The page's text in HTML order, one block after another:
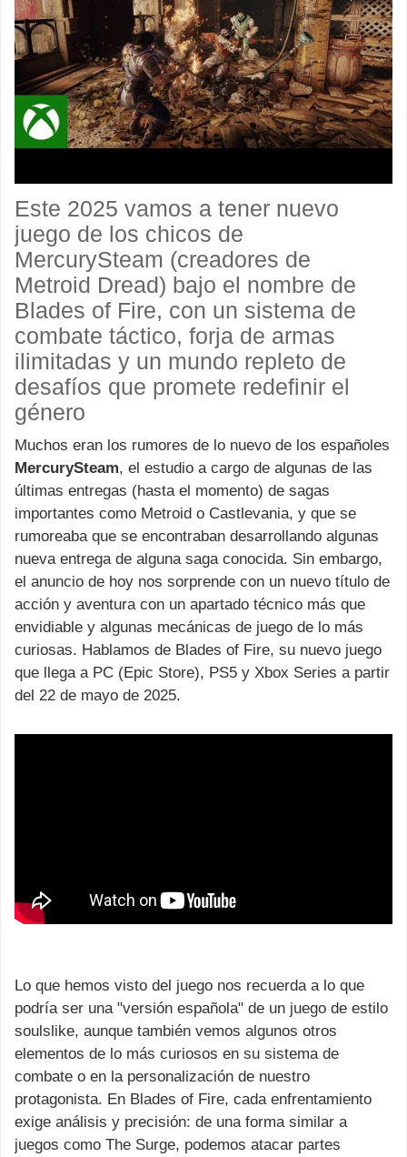
Este 2025 vamos a tener nuevo
juego de los chicos de
MercurySteam (creadores de
Metroid Dread) bajo el nombre de
Blades of Fire, con un sistema de
combate táctico, forja de armas
ilimitadas y un mundo repleto de
desafíos que promete redefinir el
género
Muchos eran los rumores de lo nuevo de los españoles
MercurySteam, el estudio a cargo de algunas de las
últimas entregas (hasta el momento) de sagas
importantes como Metroid o Castlevania, y que se
rumoreaba que se encontraban desarrollando algunas
nueva entrega de alguna saga conocida. Sin embargo,
el anuncio de hoy nos sorprende con un nuevo título de
acción y aventura con un apartado técnico más que
envidiable y algunas mecánicas de juego de lo más
curiosas. Hablamos de Blades of Fire, su nuevo juego
que llega a PC (Epic Store), PS5 y Xbox Series a partir
del 22 de mayo de 2025.
Lo que hemos visto del juego nos recuerda a lo que
podría ser una "versión española" de un juego de estilo
soulslike, aunque también vemos algunos otros
elementos de lo más curiosos en su sistema de
combate o en la personalización de nuestro
protagonista. En Blades of Fire, cada enfrentamiento
exige análisis y precisión: de una forma similar a
juegos como The Surge, podemos atacar partes